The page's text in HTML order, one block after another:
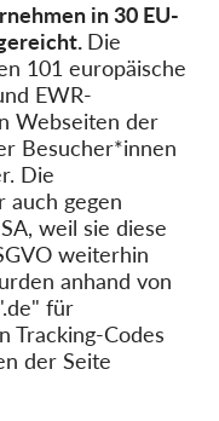
in 30 EU-
Die
101 europäische
EWR-
Webseiten der
Besucher*innen
Die
auch gegen
weil sie diese
weiterhin
anhand von
für
Tracking-Codes
der Seite